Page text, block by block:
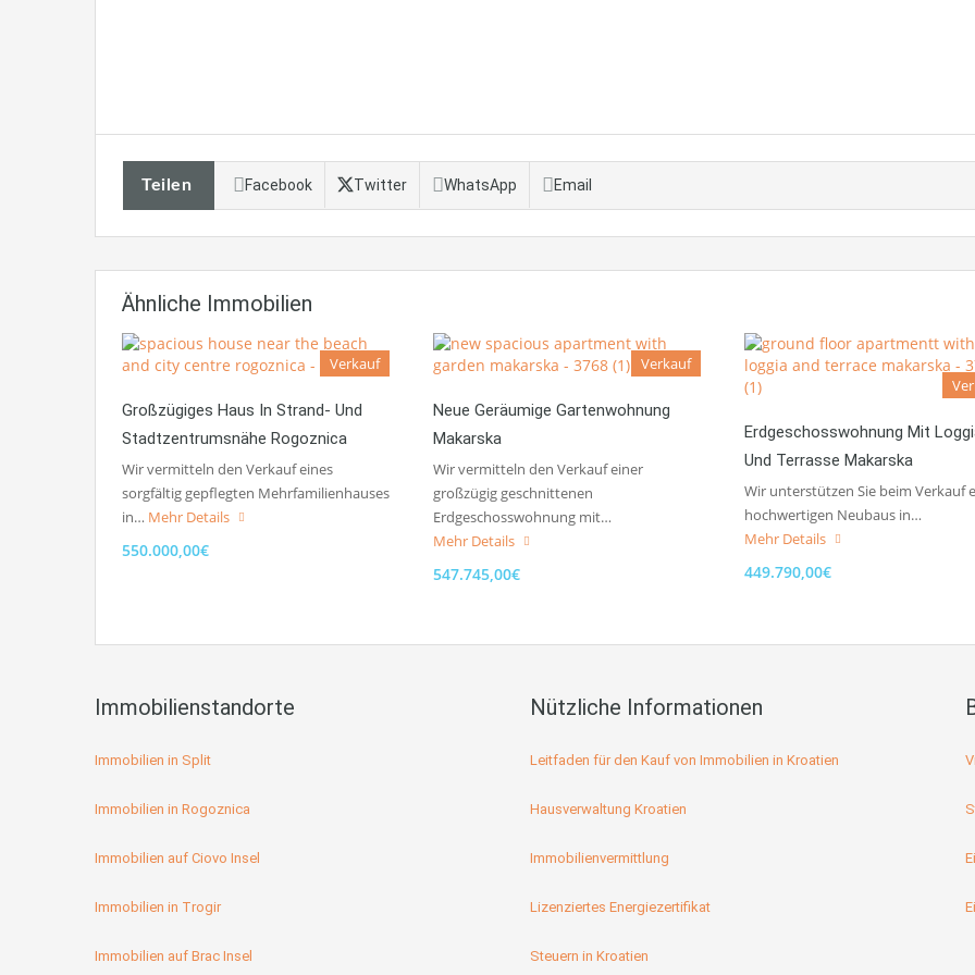
Teilen Facebook Twitter WhatsApp Email
Ähnliche Immobilien
Verkauf
Großzügiges Haus In Strand- Und
Stadtzentrumsnähe Rogoznica
Wir vermitteln den Verkauf eines
sorgfältig gepflegten Mehrfamilienhauses
in… Mehr Details
550.000,00€
Verkauf
Neue Geräumige Gartenwohnung
Makarska
Wir vermitteln den Verkauf einer
großzügig geschnittenen
Erdgeschosswohnung mit…
Mehr Details
547.745,00€
Erdgeschosswohnung Mit
Und Terrasse Makarska
Wir unterstützen Sie beim Verkauf
hochwertigen Neubaus in…
Mehr Details
449.790,00€
Immobilienstandorte
Immobilien in Split
Immobilien in Rogoznica
Immobilien auf Ciovo Insel
Immobilien in Trogir
Immobilien auf Brac Insel
Nützliche Informationen
Leitfaden für den Kauf von Immobilien in Kroatien
Hausverwaltung Kroatien
Immobilienvermittlung
Lizenziertes Energiezertifikat
Steuern in Kroatien